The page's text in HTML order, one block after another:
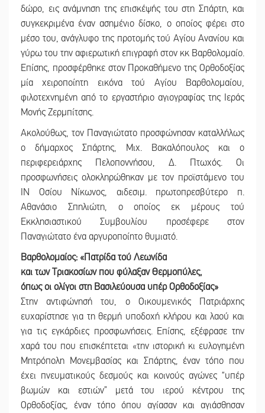
δώρο, εις ανάμνηση της επισκέψής του στη Σπάρτη, και
συγκεκριμένα έναν ασημένιο δίσκο, ο οποίος φέρει στο
μέσο του, ανάγλυφο της προτομής τού Αγίου Ανανίου και
γύρω του την αφιερωτική επιγραφή στον κκ Βαρθολομαίο.
Επίσης, προσφέρθηκε στον Προκαθήμενο της Ορθοδοξίας
μία χειροποίητη εικόνα τού Αγίου Βαρθολομαίου,
φιλοτεχνημένη από το εργαστήριο αγιογραφίας της Ιεράς
Μονής Ζερμπίτσης.
Ακολούθως, τον Παναγιώτατο προσφώνησαν καταλλήλως
ο δήμαρχος Σπάρτης, Μιχ. Βακαλόπουλος και ο
περιφερειάρχης Πελοποννήσου, Δ. Πτωχός. Οι
προσφωνήσεις ολοκληρώθηκαν με τον προϊστάμενο του
ΙΝ Οσίου Νίκωνος, αιδεσιμ. πρωτοπρεσβύτερο π.
Αθανάσιο Σπηλιώτη, ο οποίος εκ μέρους τού
Εκκλησιαστικού Συμβουλίου προσέφερε στον
Παναγιώτατο ένα αργυροποίητο θυμιατό.
Βαρθολομαίος: «Πατρίδα τού Λεωνίδα
και των Τριακοσίων που φύλαξαν Θερμοπύλες,
όπως οι ολίγοι στη Βασιλεύουσα υπέρ Ορθοδοξίας»
Στην αντιφώνησή του, ο Οικουμενικός Πατριάρχης
ευχαρίστησε για τη θερμή υποδοχή κλήρου και λαού και
για τις εγκάρδιες προσφωνήσεις. Επίσης, εξέφρασε την
χαρά του που επισκέπτεται «την ιστορική κι ευλογημένη
Μητρόπολη Μονεμβασίας και Σπάρτης, έναν τόπο που
έχει πνευματικούς δεσμούς και κοινούς αγώνες “υπέρ
βωμών και εστιών” μετά του ιερού κέντρου της
Ορθοδοξίας, έναν τόπο όπου αγίασαν και αγιάσθησαν